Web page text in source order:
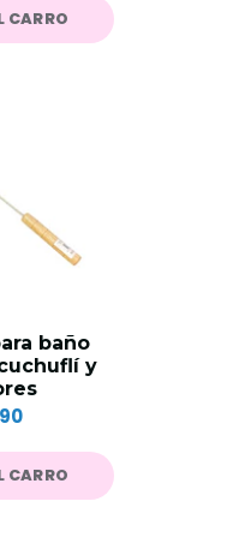
CARRO
baño
y
CARRO